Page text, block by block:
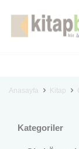
Anasayfa Kitap
Kategoriler